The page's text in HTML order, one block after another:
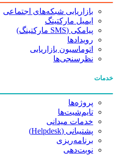
بازاریابی شبکه‌های اجتماعی
ایمیل مارکتینگ
پیامکی (SMS مارکتینگ)
رویدادها
اتوماسیون بازاریابی
نظرسنجی‌ها
خدمات
پروژه‌ها
تایم‌شیت‌ها
خدمات میدانی
پشتیبانی (Helpdesk)
برنامه‌ریزی
نوبت‌دهی